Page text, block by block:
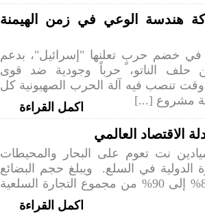
هندسة الوعي في زمن الهيمنة
حربٍ تعلنها "إسرائيل"، بدعم
الناتو، حرباً وجودية ضد قوى
وقت تنصب فيه آلة الحرب الصهيونية كل
مشروع [...]
اكمل القراءة
الاقتصاد العالمي
نت تعوم على البحار والمحيطات
الدولية في السلع. ويبلغ حجم البضائع
المشحونة بحرياً نحو 80% إلى 90% من مجموع التجارة السلعية
اكمل القراءة